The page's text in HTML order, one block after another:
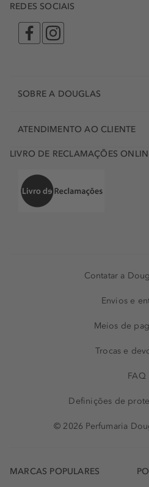
REDES SOCIAIS
SOBRE A DOUGLAS
ATENDIMENTO AO CLIENTE
LIVRO DE RECLAMAÇÕES
Contatar a
Envios e
Meios de
Trocas e
FAQ
Definições de
© 2026 Perfumaria
MARCAS POPULARES